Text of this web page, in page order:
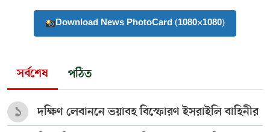
Download News PhotoCard (1080×1080)
সর্বশেষ পঠিত
১ দক্ষিণ লেবাননে ভয়াবহ বিস্ফোরণ ইসরাইলি বাহিনীর